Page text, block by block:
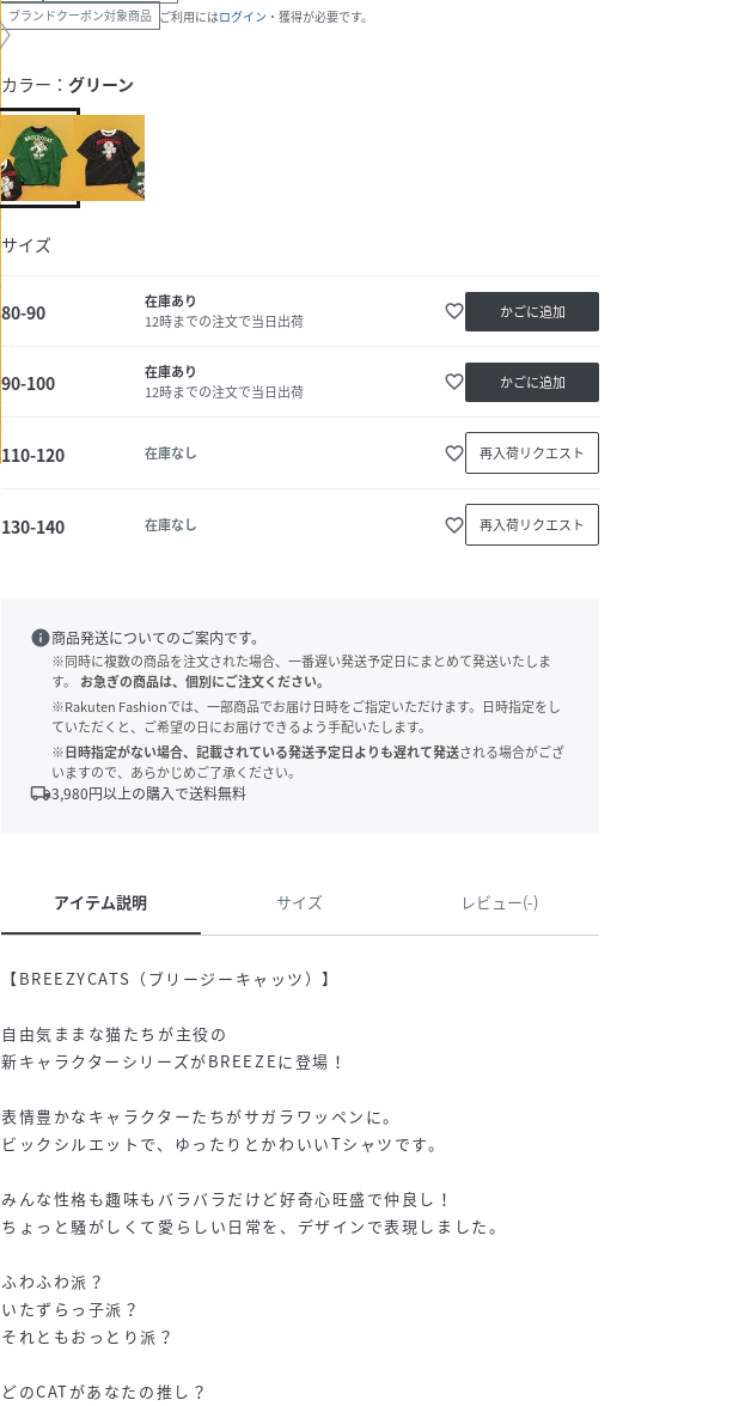
ブランドクーポン対象商品 ご利用にはログイン ・獲得が必要です。
カラー： グリーン
サイズ
80-90
在庫あり
12時までの注文で当日出荷
favorite_border かごに追加
90-100
在庫あり
12時までの注文で当日出荷
favorite_border かごに追加
110-120 在庫なし favorite_border 再入荷リクエスト
130-140 在庫なし favorite_border 再入荷リクエスト
info商品発送についてのご案内です。
※同時に複数の商品を注文された場合、一番遅い発送予定日にまとめて発送いたしま
す。
お急ぎの商品は、個別にご注文ください。
※Rakuten Fashionでは、一部商品でお届け日時をご指定いただけます。日時指定をし
ていただくと、ご希望の日にお届けできるよう手配いたします。
※日時指定がない場合、記載されている発送予定日よりも遅れて発送される場合がござ
いますので、あらかじめご了承ください。
local_shipping3,980円以上の購入で送料無料
アイテム説明 サイズ レビュー(-)
【BREEZYCATS（ブリージーキャッツ）】
自由気ままな猫たちが主役の
新キャラクターシリーズがBREEZEに登場！
表情豊かなキャラクターたちがサガラワッペンに。
ビックシルエットで、ゆったりとかわいいTシャツです。
みんな性格も趣味もバラバラだけど好奇心旺盛で仲良し！
ちょっと騒がしくて愛らしい日常を、デザインで表現しました。
ふわふわ派？
いたずらっ子派？
それともおっとり派？
どのCATがあなたの推し？